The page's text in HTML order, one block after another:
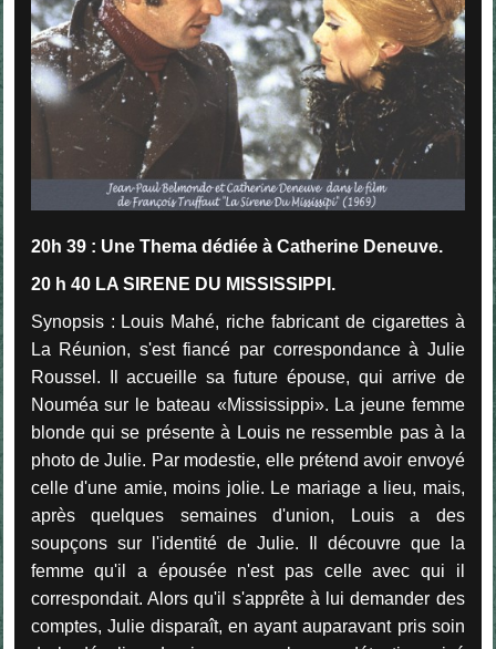
20h 39 : Une Thema dédiée à Catherine Deneuve.
20 h 40 LA SIRENE DU MISSISSIPPI.
Synopsis : Louis Mahé, riche fabricant de cigarettes à
La Réunion, s'est fiancé par correspondance à Julie
Roussel. Il accueille sa future épouse, qui arrive de
Nouméa sur le bateau «Mississippi». La jeune femme
blonde qui se présente à Louis ne ressemble pas à la
photo de Julie. Par modestie, elle prétend avoir envoyé
celle d'une amie, moins jolie. Le mariage a lieu, mais,
après quelques semaines d'union, Louis a des
soupçons sur l'identité de Julie. Il découvre que la
femme qu'il a épousée n'est pas celle avec qui il
correspondait. Alors qu'il s'apprête à lui demander des
comptes, Julie disparaît, en ayant auparavant pris soin